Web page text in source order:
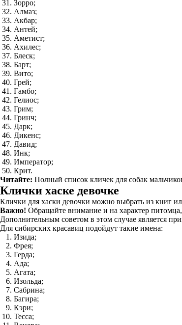
Зорро;
Алмаз;
Акбар;
Антей;
Аметист;
Ахилес;
Блеск;
Барт;
Вито;
Грей;
Гамбо;
Гелиос;
Грим;
Гринч;
Дарк;
Дикенс;
Давид;
Инк;
Император;
Крит.
Читайте: Полный список кличек для собак
Клички хаске девочке
Клички для хаски девочки можно выбрать из книг
Важно! Обращайте внимание и на характер
Дополнительным советом в этом случае является
Для сибирских красавиц подойдут такие имена:
Изида;
Фрея;
Герда;
Ада;
Агата;
Изольда;
Сабрина;
Багира;
Кэри;
Тесса;